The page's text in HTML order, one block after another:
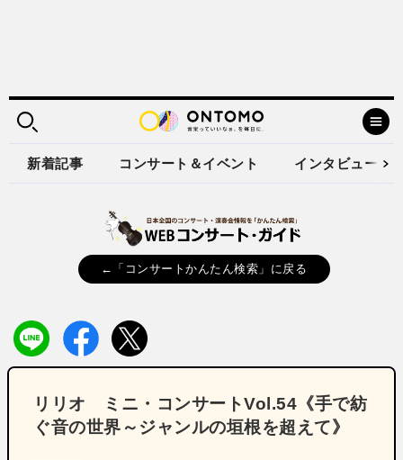
新着記事 コンサート＆イベント インタビュー
←「コンサートかんたん検索」に戻る
リリオ ミニ・コンサートVol.54《手で紡
ぐ音の世界～ジャンルの垣根を超えて》